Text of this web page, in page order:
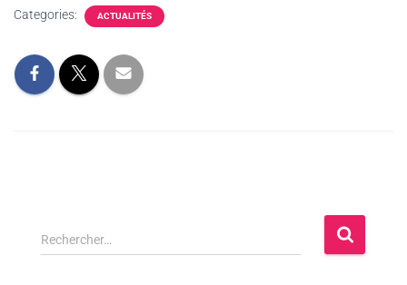
Categories: ACTUALITÉS
Rechercher…